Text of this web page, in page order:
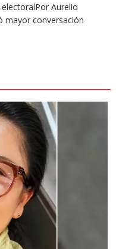
Aurelio
mayor conversación